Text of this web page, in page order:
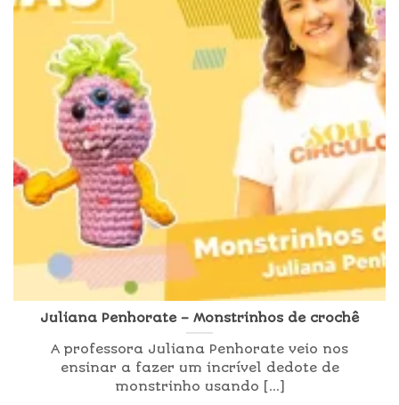
Juliana Penhorate – Monstrinhos de crochê
A professora Juliana Penhorate veio nos
ensinar a fazer um incrível dedote de
monstrinho usando [...]